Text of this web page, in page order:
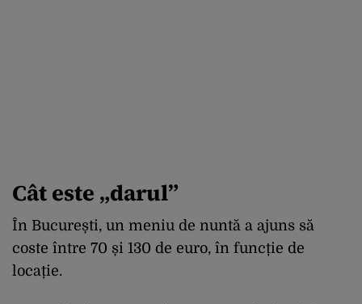
Cât este „darul”
În București, un meniu de nuntă a ajuns să
coste între 70 și 130 de euro, în funcție de
locație.